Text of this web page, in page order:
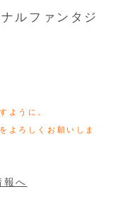
ルファンタジ
ように。
よろしくお願いしま